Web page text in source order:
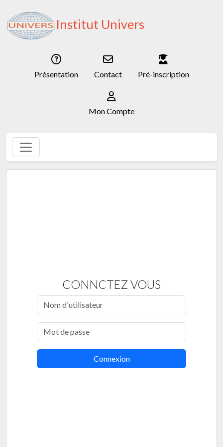
Institut Univers
Présentation Contact Pré-inscription
Mon Compte
CONNCTEZ VOUS
Connexion